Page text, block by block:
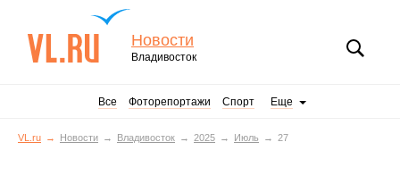
Новости
Владивосток
Все Фоторепортажи Спорт Еще
VL.ru Новости Владивосток 2025 Июль 27